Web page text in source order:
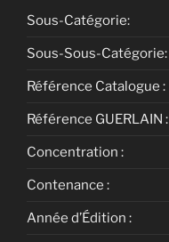
Sous-Catégorie:
Sous-Sous-Catégorie:
Référence Catalogue :
Référence GUERLAIN :
Concentration :
Contenance :
Année d’Édition :